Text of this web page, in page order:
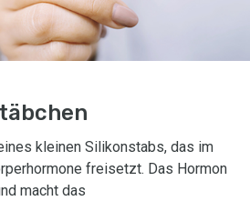
kleinen Silikonstabs, das im
freisetzt. Das Hormon
macht das